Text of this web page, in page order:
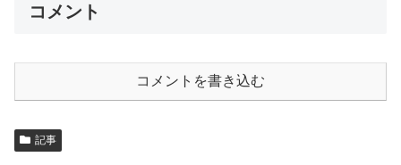
コメント
コメントを書き込む
記事